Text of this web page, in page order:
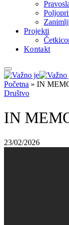
Projekti
Kontakt
Početna » IN
Društvo
IN
23/02/2026